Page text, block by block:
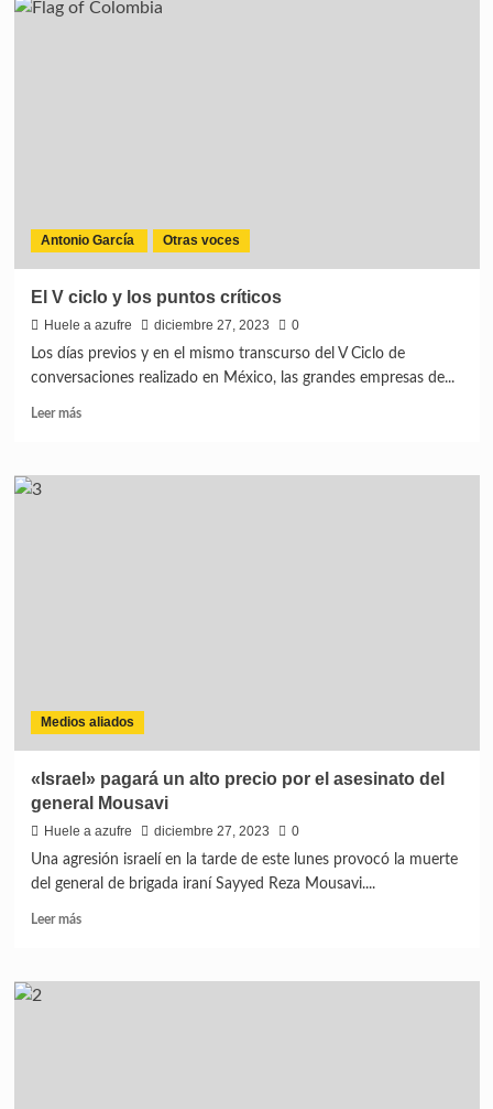
Antonio García Otras voces
El V ciclo y los puntos críticos
Huele a azufre diciembre 27, 2023
0
Los días previos y en el mismo transcurso del V Ciclo de
conversaciones realizado en México, las grandes empresas de...
Leer más
Medios aliados
«Israel» pagará un alto precio por el asesinato del
general Mousavi
Huele a azufre diciembre 27, 2023
0
Una agresión israelí en la tarde de este lunes provocó la muerte
del general de brigada iraní Sayyed Reza Mousavi....
Leer más